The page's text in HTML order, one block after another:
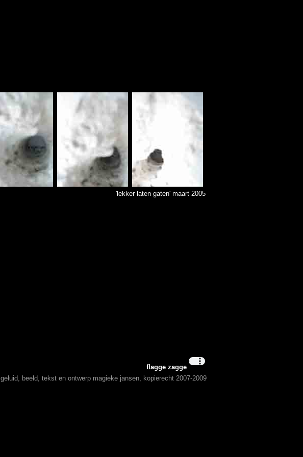
'lekker laten gaten' maart 2005
flagge zagge
geluid, beeld, tekst en ontwerp magieke jansen, kopierecht 2007-2009